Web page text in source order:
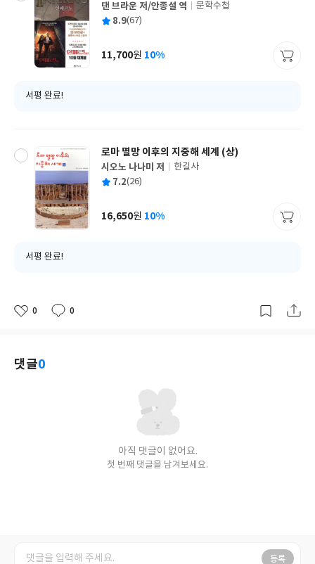
글
쓴
댄 브라운 저/안종설 역
출
사
문학수첩
평 8.9(67)
가
11,700원 10%
서평 완료!
로마 멸망 이후의 지중해 세계 (상)
글
쓴
시오노 나나미 저
출
사
한길사
평 7.2(26)
가
16,650원 10%
서평 완료!
좋
0
댓
0
작
댓글0
아직 댓글이 없어요.
첫 번째 댓글을 남겨보세요.
등록